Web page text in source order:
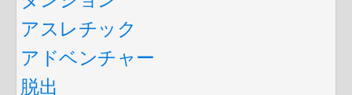
アスレチック
アドベンチャー
脱出